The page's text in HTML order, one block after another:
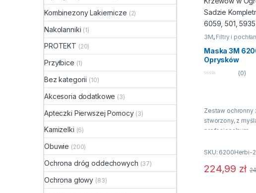
3M, Filtry i
Ochrona dróg
Półmaski
Maska 3M
Oprysków
Opryskiwania
Owocowych i
(0)
Zestaw ochronny
stworzony, z
profesjonalnym
wykonujących
chemicznych i
SKU: 6200Herbi-2
224,99 zł
Kombinezony Lakiernicze (2)
Nakolanniki (1)
PROTEKT (20)
Przyłbice (1)
Bez kategorii (10)
Akcesoria dodatkowe (3)
Apteczki Pierwszej Pomocy (3)
Kamizelki (6)
Obuwie (200)
Ochrona dróg oddechowych (37)
Ochrona głowy (83)